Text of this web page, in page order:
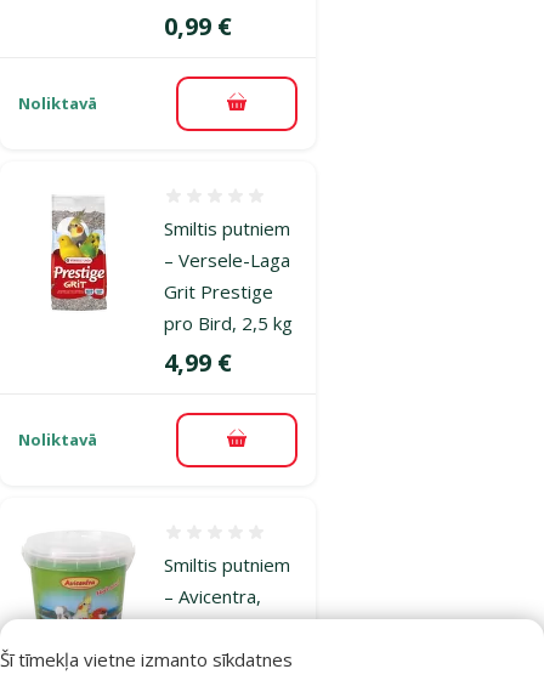
Šī tīmekļa vietne izmanto sīkdatnes
Cena
0,99 €
Noliktavā Pievienot grozam
Smiltis putniem
– Versele-Laga
Grit Prestige
pro Bird, 2,5 kg
Cena
4,99 €
Noliktavā Pievienot grozam
Smiltis putniem
– Avicentra,
Sand for bird,
1,5 kg